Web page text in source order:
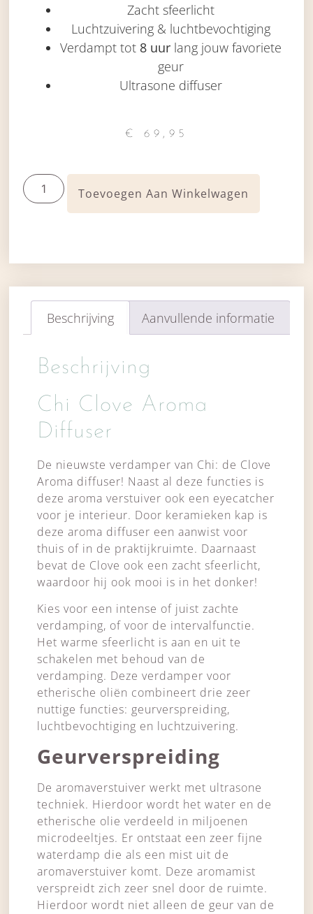
Zacht sfeerlicht
Luchtzuivering & luchtbevochtiging
Verdampt tot8 uurlang jouw favoriete
geur
Ultrasone diffuser
€ 69,95
Toevoegen Aan Winkelwagen
Beschrijving Aanvullende informatie
Beschrijving
Chi Clove Aroma
Diffuser
De nieuwste verdamper van Chi: de Clove
Aroma diffuser! Naast al deze functies is
deze aroma verstuiver ook een eyecatcher
voor je interieur. Door keramieken kap is
deze aroma diffuser een aanwist voor
thuis of in de praktijkruimte. Daarnaast
bevat de Clove ook een zacht sfeerlicht,
waardoor hij ook mooi is in het donker!
Kies voor een intense of juist zachte
verdamping, of voor de intervalfunctie.
Het warme sfeerlicht is aan en uit te
schakelen met behoud van de
verdamping. Deze verdamper voor
etherische oliën combineert drie zeer
nuttige functies: geurverspreiding,
luchtbevochtiging en luchtzuivering.
Geurverspreiding
De aromaverstuiver werkt met ultrasone
techniek. Hierdoor wordt het water en de
etherische olie verdeeld in miljoenen
microdeeltjes. Er ontstaat een zeer fijne
waterdamp die als een mist uit de
aromaverstuiver komt. Deze aromamist
verspreidt zich zeer snel door de ruimte.
Hierdoor wordt niet alleen de geur van de